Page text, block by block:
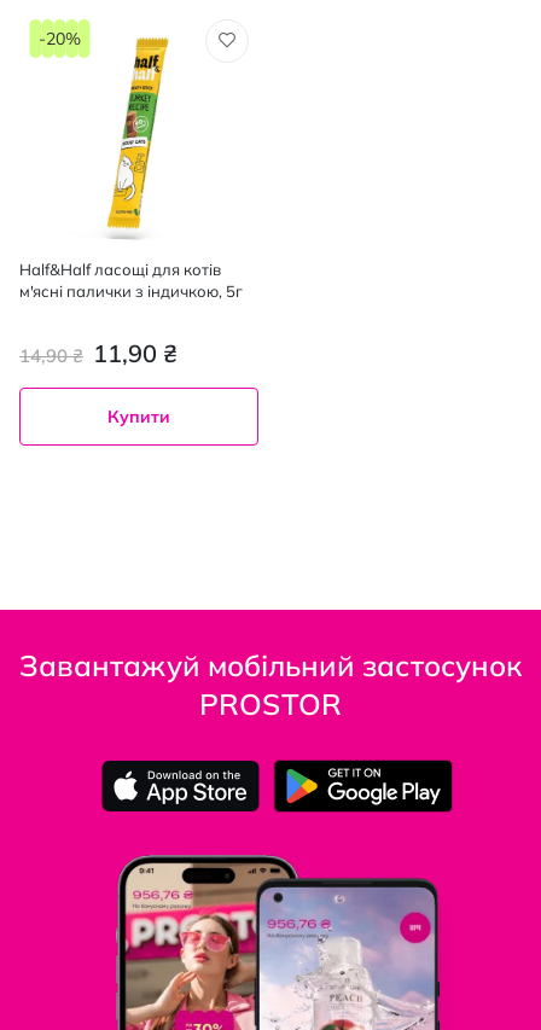
Half&Half ласощі для котів
м'ясні палички з індичкою, 5г
11,90 ₴
14,90 ₴
-20%
Купити
Завантажуй мобільний застосунок
PROSTOR